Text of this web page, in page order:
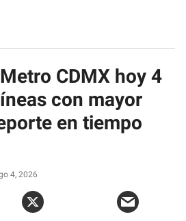
CDMX hoy 4
con mayor
en tiempo
4, 2026